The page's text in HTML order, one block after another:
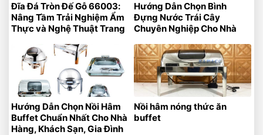
Đĩa Đá Tròn Đế Gỗ 66003:
Nâng Tầm Trải Nghiệm Ẩm
Thực và Nghệ Thuật Trang
Hướng Dẫn Chọn Bình
Đựng Nước Trái Cây
Chuyên Nghiệp Cho Nhà
Hướng Dẫn Chọn Nồi Hâm
Buffet Chuẩn Nhất Cho Nhà
Hàng, Khách Sạn, Gia Đình
Nồi hâm nóng thức ăn
buffet